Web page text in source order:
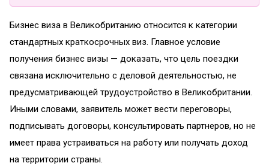
Бизнес виза в Великобританию относится к категории
стандартных краткосрочных виз. Главное условие
получения бизнес визы — доказать, что цель поездки
связана исключительно с деловой деятельностью, не
предусматривающей трудоустройство в Великобритании.
Иными словами, заявитель может вести переговоры,
подписывать договоры, консультировать партнеров, но не
имеет права устраиваться на работу или получать доход
на территории страны.